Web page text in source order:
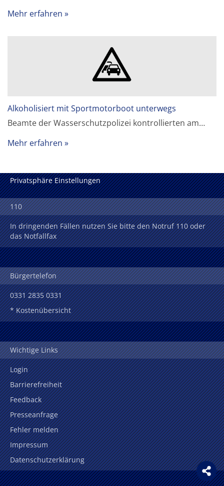
Mehr erfahren
Alkoholisiert mit Sportmotorboot unterwegs
Beamte der Wasserschutzpolizei kontrollierten am…
Mehr erfahren
Privatsphäre Einstellungen
110
In dringenden Fällen nutzen Sie bitte den Notruf 110 oder
das Notfallfax
Bürgertelefon
0331 2835 0331
* Kostenübersicht
Wichtige Links
Login
Barrierefreiheit
Feedback
Presseanfrage
Fehler melden
Impressum
Datenschutzerklärung